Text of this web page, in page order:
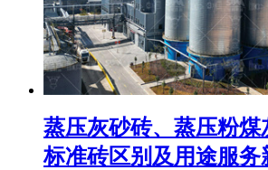
蒸压灰砂砖、蒸压粉煤
标准砖区别及用途服务